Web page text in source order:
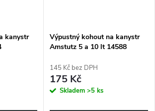
kanystr
Výpustný kohout na kanystr
Amstutz 5 a 10 lt 14588
145 Kč bez DPH
175 Kč
Skladem >5 ks